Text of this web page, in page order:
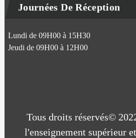
Journées De Réception
Lundi de 09H00 à 15H30
Jeudi de 09H00 à 12H00
Tous droits réservés©
l'enseignement supérieur